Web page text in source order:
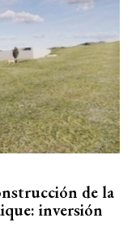
de la
inversión